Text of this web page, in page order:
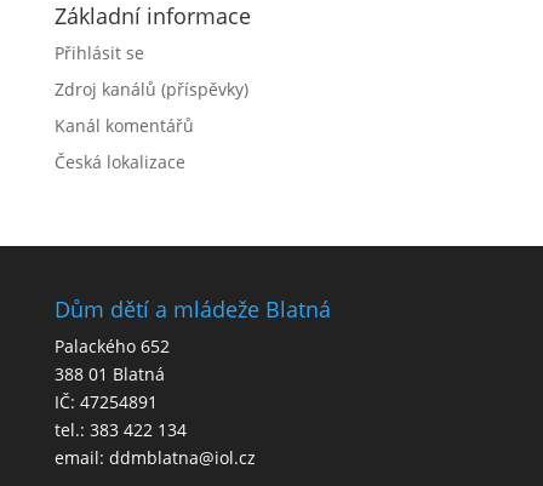
Základní informace
Přihlásit se
Zdroj kanálů (příspěvky)
Kanál komentářů
Česká lokalizace
Dům dětí a mládeže Blatná
Palackého 652
388 01 Blatná
IČ: 47254891
tel.: 383 422 134
email: ddmblatna@iol.cz